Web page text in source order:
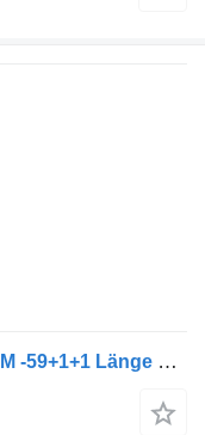
Mercedes-Benz Tourismo 16 RHD-M -59+1+1 Länge 12,96 m